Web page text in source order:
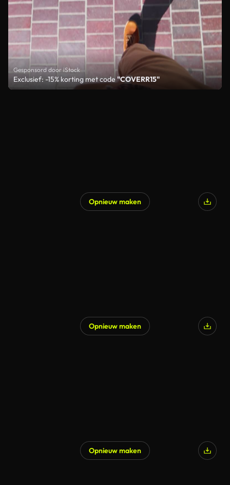
Gesponsord door iStock
Exclusief: -15% korting met code"COVERR15"
Opnieuw maken
Opnieuw maken
Opnieuw maken